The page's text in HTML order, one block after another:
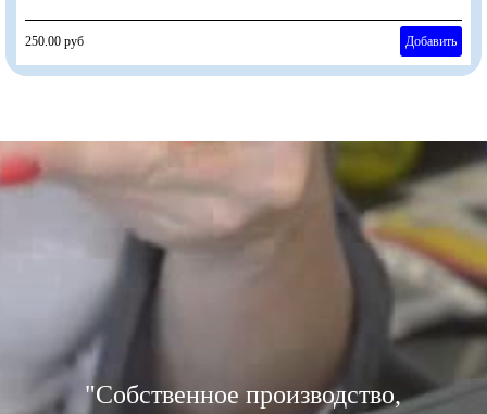
250.00 руб Добавить
"Собственное производство,